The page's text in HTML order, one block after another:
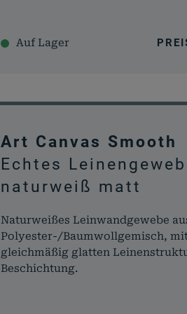
Auf Lager
Art Canvas Smooth
Echtes
naturweiß matt
Naturweißes Leinwandgewebe
Polyester-/Baumwollgemisch,
gleichmäßig glatten
Beschichtung.